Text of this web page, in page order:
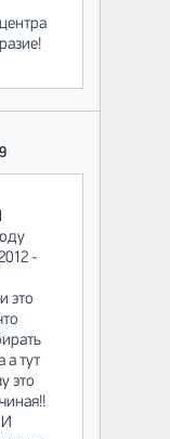
-
это
а тут
это
И